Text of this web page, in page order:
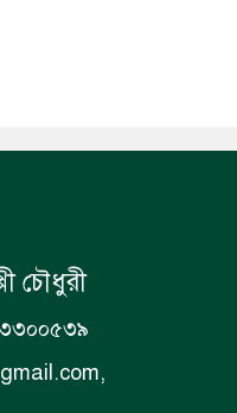
চৌধুরী